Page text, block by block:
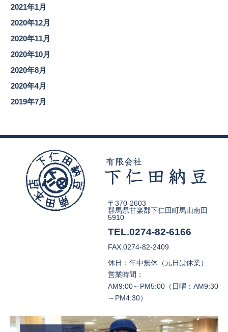
2021年1月
2020年12月
2020年11月
2020年10月
2020年8月
2020年4月
2019年7月
〒370-2603
群馬県甘楽郡下仁田町馬山南田
5910
TEL.0274-82-6166
FAX.0274-82-2409
休日：年中無休（元日は休業）
営業時間：
AM9:00～PM5:00（日曜：AM9:30
～PM4:30）